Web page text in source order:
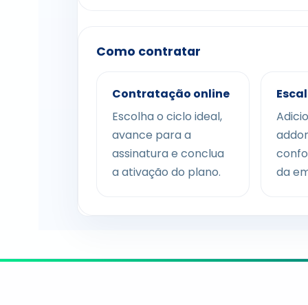
Como contratar
Contratação online
Escolha o ciclo ideal,
avance para a
assinatura e conclua
a ativação do plano.
da